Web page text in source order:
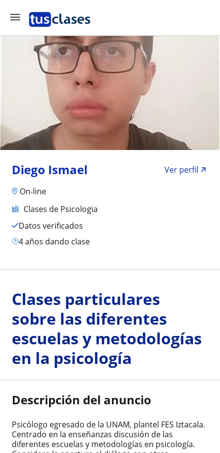
Diego Ismael
Ver perfil
On-line
Clases de Psicologia
Datos verificados
4 años dando clase
Clases particulares
sobre las diferentes
escuelas y metodologías
en la psicología
Descripción del anuncio
Psicólogo egresado de la UNAM, plantel FES Iztacala.
Centrado en la enseñanzas discusión de las
diferentes escuelas y metodologías en psicología.